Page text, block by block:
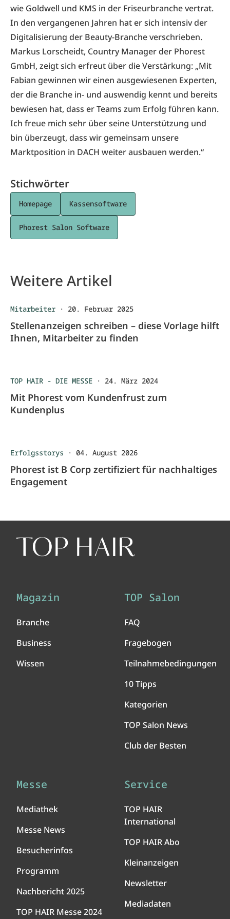
wie Goldwell und KMS in der Friseurbranche vertrat.
In den vergangenen Jahren hat er sich intensiv der
Digitalisierung der Beauty-Branche verschrieben.
Markus Lorscheidt, Country Manager der Phorest
GmbH, zeigt sich erfreut über die Verstärkung: „Mit
Fabian gewinnen wir einen ausgewiesenen Experten,
der die Branche in- und auswendig kennt und bereits
bewiesen hat, dass er Teams zum Erfolg führen kann.
Ich freue mich sehr über seine Unterstützung und
bin überzeugt, dass wir gemeinsam unsere
Marktposition in DACH weiter ausbauen werden.“
Stichwörter
Homepage Kassensoftware
Phorest Salon Software
Weitere Artikel
Mitarbeiter · 20. Februar 2025
Stellenanzeigen schreiben – diese Vorlage hilft
Ihnen, Mitarbeiter zu finden
TOP HAIR - DIE MESSE · 24. März 2024
Mit Phorest vom Kundenfrust zum
Kundenplus
Erfolgsstorys · 04. August 2026
Phorest ist B Corp zertifiziert für nachhaltiges
Engagement
Magazin
Branche
Business
Wissen
TOP Salon
FAQ
Fragebogen
Teilnahmebedingungen
10 Tipps
Kategorien
TOP Salon News
Club der Besten
Messe
Mediathek
Messe News
Besucherinfos
Programm
Nachbericht 2025
TOP HAIR Messe 2024
Service
TOP HAIR
International
TOP HAIR Abo
Kleinanzeigen
Newsletter
Mediadaten